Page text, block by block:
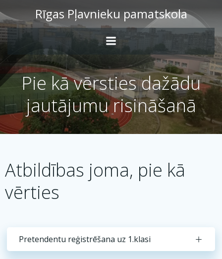
to
content
Rīgas Pļavnieku pamatskola
Pie kā vērsties dažādu
jautājumu risināšanā
Atbildības joma, pie kā
vērties
Pretendentu reģistrēšana uz 1.klasi